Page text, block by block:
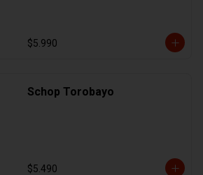
$5.990
Schop Torobayo
$5.490